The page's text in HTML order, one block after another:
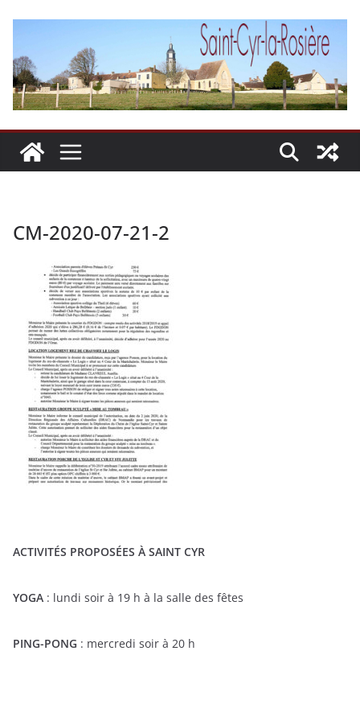
contenu
CM-2020-07-21-2
ACTIVITÉS PROPOSÉES À SAINT CYR
YOGA : lundi soir à 19 h à la salle des fêtes
PING-PONG : mercredi soir à 20 h